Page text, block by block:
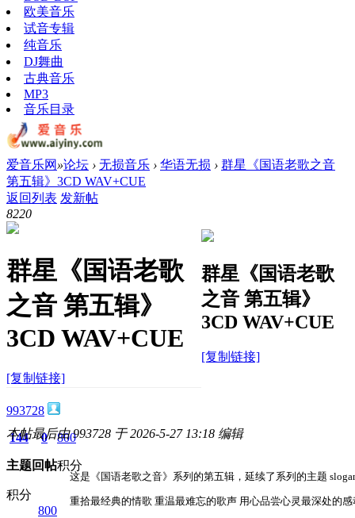
欧美音乐
试音专辑
纯音乐
DJ舞曲
古典音乐
MP3
音乐目录
爱音乐网 »论坛 › 无损音乐 › 华语无损 › 群星《国语老歌之音
第五辑》3CD WAV+CUE
返回列表 发新帖
8220
群星《国语老歌
之音 第五辑》
3CD WAV+CUE
[复制链接]
群星《国语老歌
之音 第五辑》
3CD WAV+CUE
[复制链接]
993728
144
主题
0
回帖
800
积分
积分
800
本帖最后由 993728 于 2026-5-27 13:18 编辑
这是《国语老歌之音》系列的第五辑，延续了系列的主题
重拾最经典的情歌 重温最难忘的歌声 用心品尝心灵最深处的感